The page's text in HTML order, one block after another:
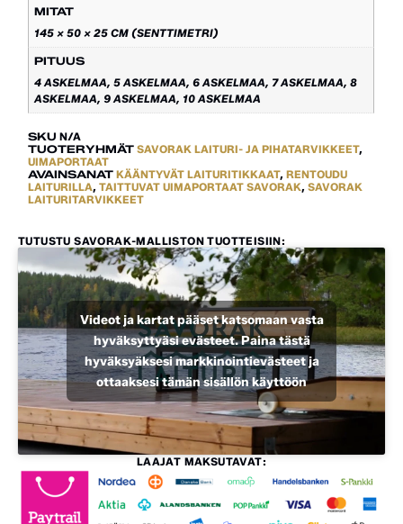
TUTUSTU SAVORAK-MALLISTON TUOTTEISIIN:
Videot ja kartat pääset katsomaan vasta
hyväksyttyäsi evästeet. Paina tästä
hyväksyäksesi markkinointievästeet ja
ottaaksesi tämän sisällön käyttöön
LAAJAT MAKSUTAVAT:
MITAT
145 × 50 × 25 CM (SENTTIMETRI)
PITUUS
4 ASKELMAA, 5 ASKELMAA, 6 ASKELMAA, 7 ASKELMAA, 8
ASKELMAA, 9 ASKELMAA, 10 ASKELMAA
SKUN/A
TUOTERYHMÄT SAVORAK LAITURI- JA PIHATARVIKKEET,
UIMAPORTAAT
AVAINSANAT KÄÄNTYVÄT LAITURITIKKAAT,RENTOUDU
LAITURILLA,TAITTUVAT UIMAPORTAAT SAVORAK,SAVORAK
LAITURITARVIKKEET